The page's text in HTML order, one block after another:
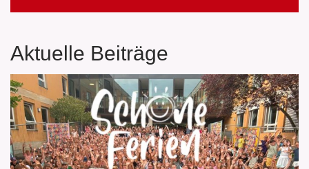
Aktuelle Beiträge